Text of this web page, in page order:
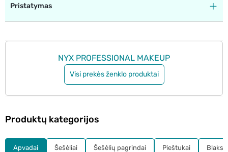
Pristatymas
NYX PROFESSIONAL MAKEUP
Visi prekės ženklo produktai
Produktų kategorijos
Apvadai Šešėliai Šešėlių pagrindai Pieštukai